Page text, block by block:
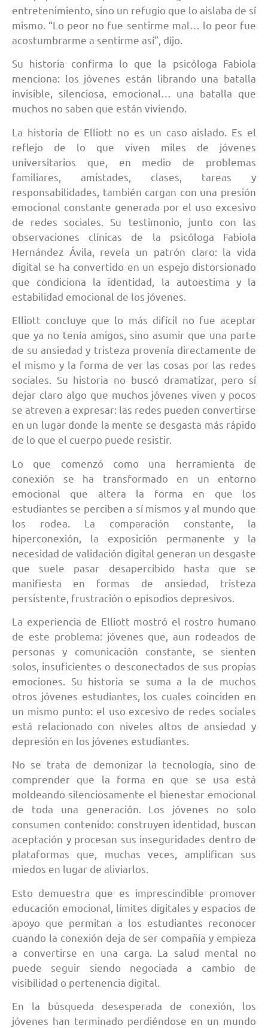
entretenimiento, sino un refugio que lo aislaba de sí
mismo. “Lo peor no fue sentirme mal… lo peor fue
acostumbrarme a sentirme así”, dijo.
Su historia confirma lo que la psicóloga Fabiola
menciona: los jóvenes están librando una batalla
invisible, silenciosa, emocional… una batalla que
muchos no saben que están viviendo.
La historia de Elliott no es un caso aislado. Es el
reflejo de lo que viven miles de jóvenes
universitarios que, en medio de problemas
familiares, amistades, clases, tareas y
responsabilidades, también cargan con una presión
emocional constante generada por el uso excesivo
de redes sociales. Su testimonio, junto con las
observaciones clínicas de la psicóloga Fabiola
Hernández Ávila, revela un patrón claro: la vida
digital se ha convertido en un espejo distorsionado
que condiciona la identidad, la autoestima y la
estabilidad emocional de los jóvenes.
Elliott concluye que lo más difícil no fue aceptar
que ya no tenía amigos, sino asumir que una parte
de su ansiedad y tristeza provenía directamente de
el mismo y la forma de ver las cosas por las redes
sociales. Su historia no buscó dramatizar, pero sí
dejar claro algo que muchos jóvenes viven y pocos
se atreven a expresar: las redes pueden convertirse
en un lugar donde la mente se desgasta más rápido
de lo que el cuerpo puede resistir.
Lo que comenzó como una herramienta de
conexión se ha transformado en un entorno
emocional que altera la forma en que los
estudiantes se perciben a sí mismos y al mundo que
los rodea. La comparación constante, la
hiperconexión, la exposición permanente y la
necesidad de validación digital generan un desgaste
que suele pasar desapercibido hasta que se
manifiesta en formas de ansiedad, tristeza
persistente, frustración o episodios depresivos.
La experiencia de Elliott mostró el rostro humano
de este problema: jóvenes que, aun rodeados de
personas y comunicación constante, se sienten
solos, insuficientes o desconectados de sus propias
emociones. Su historia se suma a la de muchos
otros jóvenes estudiantes, los cuales coinciden en
un mismo punto: el uso excesivo de redes sociales
está relacionado con niveles altos de ansiedad y
depresión en los jóvenes estudiantes.
No se trata de demonizar la tecnología, sino de
comprender que la forma en que se usa está
moldeando silenciosamente el bienestar emocional
de toda una generación. Los jóvenes no solo
consumen contenido: construyen identidad, buscan
aceptación y procesan sus inseguridades dentro de
plataformas que, muchas veces, amplifican sus
miedos en lugar de aliviarlos.
Esto demuestra que es imprescindible promover
educación emocional, límites digitales y espacios de
apoyo que permitan a los estudiantes reconocer
cuando la conexión deja de ser compañía y empieza
a convertirse en una carga. La salud mental no
puede seguir siendo negociada a cambio de
visibilidad o pertenencia digital.
En la búsqueda desesperada de conexión, los
jóvenes han terminado perdiéndose en un mundo